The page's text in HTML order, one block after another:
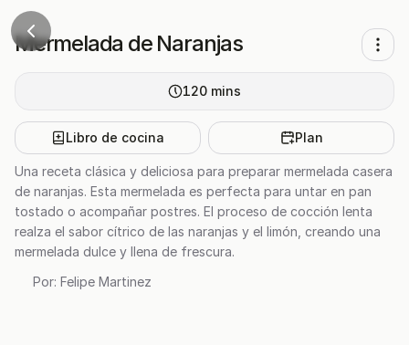
Mermelada de Naranjas
120 mins
Libro de cocina Plan
Una receta clásica y deliciosa para preparar mermelada casera
de naranjas. Esta mermelada es perfecta para untar en pan
tostado o acompañar postres. El proceso de cocción lenta
realza el sabor cítrico de las naranjas y el limón, creando una
mermelada dulce y llena de frescura.
Por: Felipe Martinez